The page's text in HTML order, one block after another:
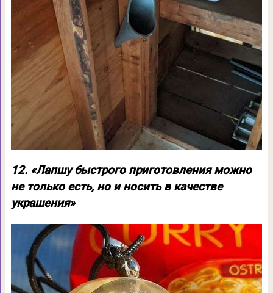
12. «Лапшу быстрого приготовления можно
не только есть, но и носить в качестве
украшения»